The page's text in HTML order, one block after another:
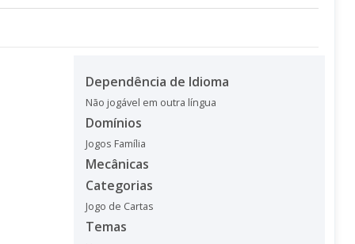
Dependência de Idioma
Não jogável em outra língua
Domínios
Jogos Família
Mecânicas
Categorias
Jogo de Cartas
Temas